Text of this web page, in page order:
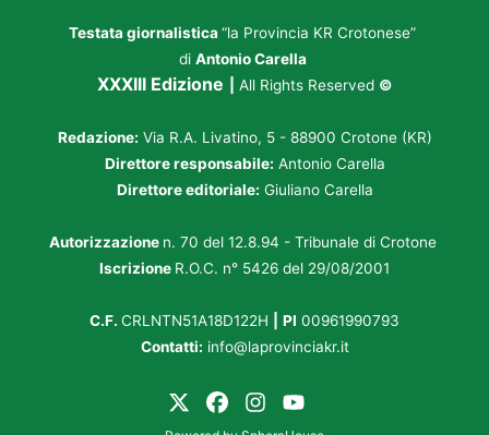
Testata giornalistica “la Provincia KR Crotonese”
di Antonio Carella
XXXIII Edizione All Rights Reserved ©
Redazione: Via R.A. Livatino, 5 - 88900 Crotone (KR)
Direttore responsabile: Antonio Carella
Direttore editoriale: Giuliano Carella
Autorizzazione n. 70 del 12.8.94 - Tribunale di Crotone
Iscrizione R.O.C. n° 5426 del 29/08/2001
C.F. CRLNTN51A18D122H PI 00961990793
Contatti: info@laprovinciakr.it